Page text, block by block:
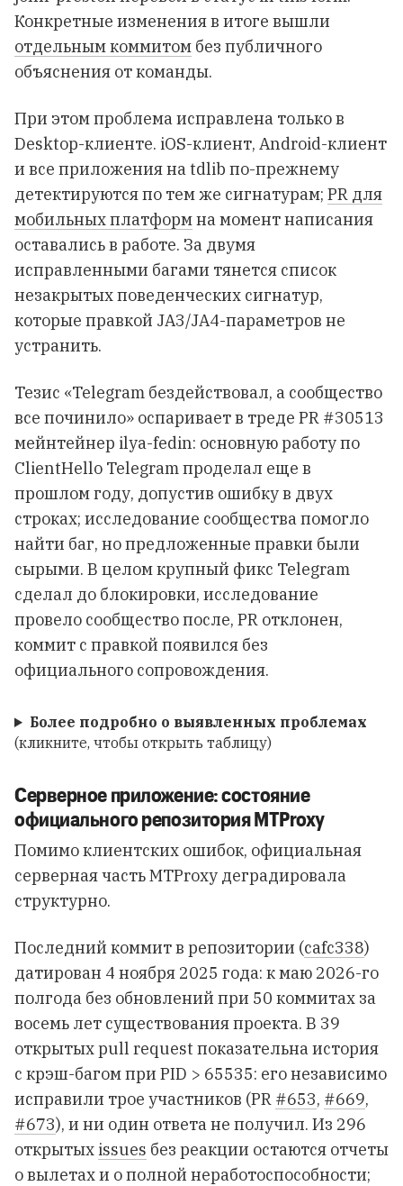
Конкретные изменения в итоге вышли
отдельным коммитом без публичного
объяснения от команды.
При этом проблема исправлена только в
Desktop-клиенте. iOS-клиент, Android-клиент
и все приложения на tdlib по-прежнему
детектируются по тем же сигнатурам; PR для
мобильных платформна момент написания
оставались в работе. За двумя
исправленными багами тянется список
незакрытых поведенческих сигнатур,
которые правкой JA3/JA4-параметров не
устранить.
Тезис «Telegram бездействовал, а сообщество
все починило» оспаривает в треде PR #30513
мейнтейнер ilya-fedin: основную работу по
ClientHello Telegram проделал еще в
прошлом году, допустив ошибку в двух
строках; исследование сообщества помогло
найти баг, но предложенные правки были
сырыми. В целом крупный фикс Telegram
сделал до блокировки, исследование
провело сообщество после, PR отклонен,
коммит с правкой появился без
официального сопровождения.
Более подробно о выявленных проблемах
(кликните, чтобы открыть таблицу)
Серверное приложение: состояние
официального репозитория MTProxy
Помимо клиентских ошибок, официальная
серверная часть MTProxy деградировала
структурно.
Последний коммит в репозитории (cafc338)
датирован 4 ноября 2025 года: к маю 2026-го
полгода без обновлений при 50 коммитах за
восемь лет существования проекта. В 39
открытых pull request показательна история
с крэш-багом при PID > 65535: его независимо
исправили трое участников (PR #653, #669,
#673), и ни один ответа не получил. Из 296
открытых issues без реакции остаются отчеты
о вылетах и о полной неработоспособности;